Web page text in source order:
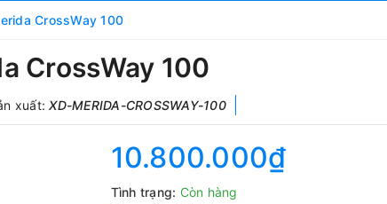
CrossWay 100
CrossWay 100
xuất: XD-MERIDA-CROSSWAY-100
10.800.000₫
Tình trạng: Còn hàng